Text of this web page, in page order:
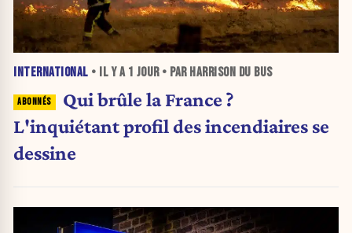
INTERNATIONAL • IL Y A 1 JOUR• PAR HARRISON DU BUS
Qui brûle la France ?
L'inquiétant profil des incendiaires se
dessine